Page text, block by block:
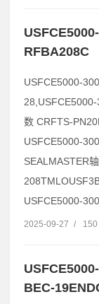
RFBA208C
USFCE5000-
数 CRFTS-
USFCE5000-
SEALMASTER
USFCE5000-
2025-09-27 / 150
BEC-